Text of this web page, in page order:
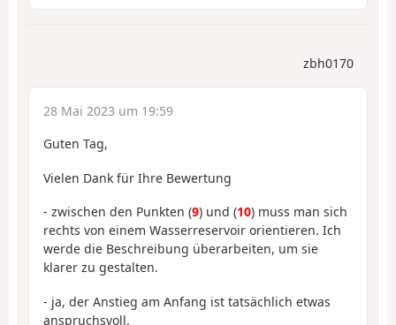
zbh0170
28 Mai 2023 um 19:59
Guten Tag,
Vielen Dank für Ihre Bewertung
- zwischen den Punkten (9) und (10) muss man sich
rechts von einem Wasserreservoir orientieren. Ich
werde die Beschreibung überarbeiten, um sie
klarer zu gestalten.
- ja, der Anstieg am Anfang ist tatsächlich etwas
anspruchsvoll.